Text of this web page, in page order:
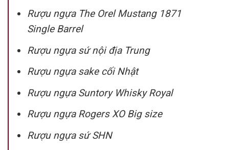
Rượu ngựa The Orel Mustang 1871
Single Barrel
Rượu ngựa sứ nội địa Trung
Rượu ngựa sake cối Nhật
Rượu ngựa Suntory Whisky Royal
Rượu ngựa Rogers XO Big size
Rượu ngựa sứ SHN